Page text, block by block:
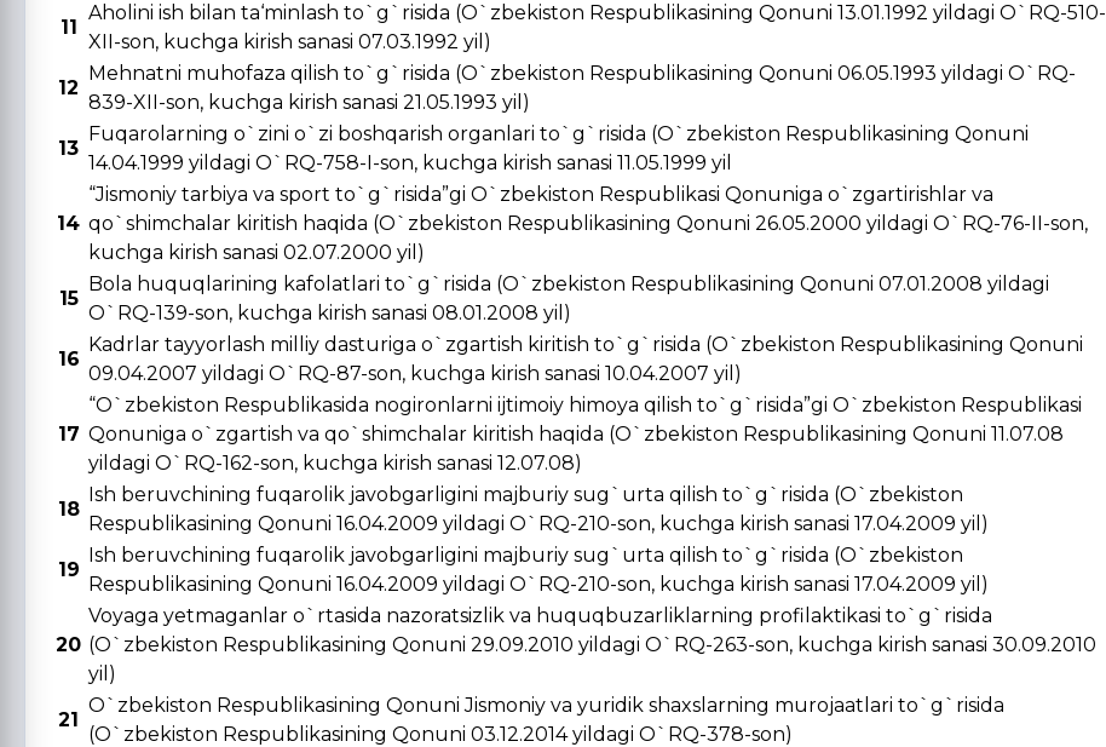
11
Aholini ish bilan ta‘minlash to`g`risida (O`zbekiston Respublikasining Qonuni 13.01.1992 yildagi O`RQ-510-
XII-son, kuchga kirish sanasi 07.03.1992 yil)
12
Mehnatni muhofaza qilish to`g`risida (O`zbekiston Respublikasining Qonuni 06.05.1993 yildagi O`RQ-
839-XII-son, kuchga kirish sanasi 21.05.1993 yil)
13
Fuqarolarning o`zini o`zi boshqarish organlari to`g`risida (O`zbekiston Respublikasining Qonuni
14.04.1999 yildagi O`RQ-758-I-son, kuchga kirish sanasi 11.05.1999 yil
14
“Jismoniy tarbiya va sport to`g`risida”gi O`zbekiston Respublikasi Qonuniga o`zgartirishlar va
qo`shimchalar kiritish haqida (O`zbekiston Respublikasining Qonuni 26.05.2000 yildagi O`RQ-76-II-son,
kuchga kirish sanasi 02.07.2000 yil)
15
Bola huquqlarining kafolatlari to`g`risida (O`zbekiston Respublikasining Qonuni 07.01.2008 yildagi
O`RQ-139-son, kuchga kirish sanasi 08.01.2008 yil)
16
Kadrlar tayyorlash milliy dasturiga o`zgartish kiritish to`g`risida (O`zbekiston Respublikasining Qonuni
09.04.2007 yildagi O`RQ-87-son, kuchga kirish sanasi 10.04.2007 yil)
17
“O`zbekiston Respublikasida nogironlarni ijtimoiy himoya qilish to`g`risida”gi O`zbekiston Respublikasi
Qonuniga o`zgartish va qo`shimchalar kiritish haqida (O`zbekiston Respublikasining Qonuni 11.07.08
yildagi O`RQ-162-son, kuchga kirish sanasi 12.07.08)
18
Ish beruvchining fuqarolik javobgarligini majburiy sug`urta qilish to`g`risida (O`zbekiston
Respublikasining Qonuni 16.04.2009 yildagi O`RQ-210-son, kuchga kirish sanasi 17.04.2009 yil)
19
Ish beruvchining fuqarolik javobgarligini majburiy sug`urta qilish to`g`risida (O`zbekiston
Respublikasining Qonuni 16.04.2009 yildagi O`RQ-210-son, kuchga kirish sanasi 17.04.2009 yil)
20
Voyaga yetmaganlar o`rtasida nazoratsizlik va huquqbuzarliklarning profilaktikasi to`g`risida
(O`zbekiston Respublikasining Qonuni 29.09.2010 yildagi O`RQ-263-son, kuchga kirish sanasi 30.09.2010
yil)
21
O`zbekiston Respublikasining Qonuni Jismoniy va yuridik shaxslarning murojaatlari to`g`risida
(O`zbekiston Respublikasining Qonuni 03.12.2014 yildagi O`RQ-378-son)